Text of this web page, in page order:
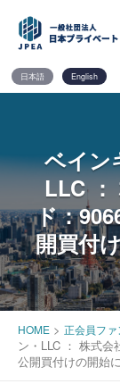
content
日本語 English
ベイン
LLC ：
ド：
開買付
HOME > 正会員フ
ン・LLC ： 株式
公開買付けの開始